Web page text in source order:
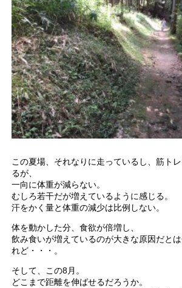
この夏場、それなりに走っているし、筋ト
るが、
一向に体重が減らない。
むしろ若干だが増えているように感じる。
汗をかく量と体重の減少は比例しない。
体を動かした分、食欲が倍増し、
飲み食いが増えているのが大きな原因だと
れど・・・。
そして、この8月。
どこまで距離を伸ばせるだろうか。